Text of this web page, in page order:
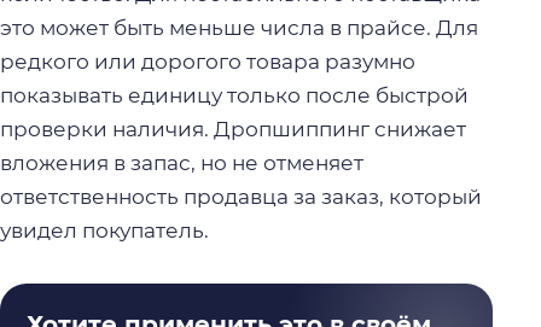
это может быть меньше числа в прайсе. Для
редкого или дорогого товара разумно
показывать единицу только после быстрой
проверки наличия. Дропшиппинг снижает
вложения в запас, но не отменяет
ответственность продавца за заказ, который
увидел покупатель.